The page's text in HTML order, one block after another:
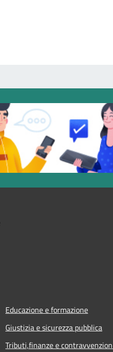
Educazione e formazione
Giustizia e sicurezza pubblica
Tributi,finanze e